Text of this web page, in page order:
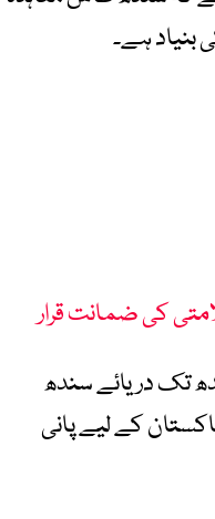
بنیاد ہے۔
کی ضمانت قرار
تک دریائے سندھ
کے لیے پانی